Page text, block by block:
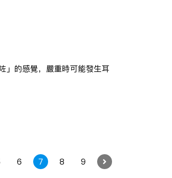
」的感覺，嚴重時可能發生耳
6 7 8 9